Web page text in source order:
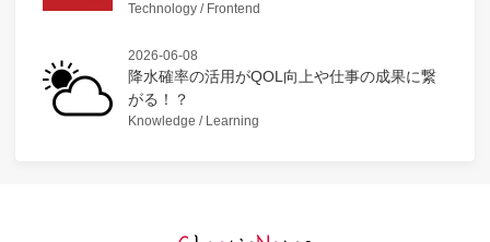
Technology / Frontend
2026-06-08
降水確率の活用がQOL向上や仕事の成果に繋
がる！？
Knowledge / Learning